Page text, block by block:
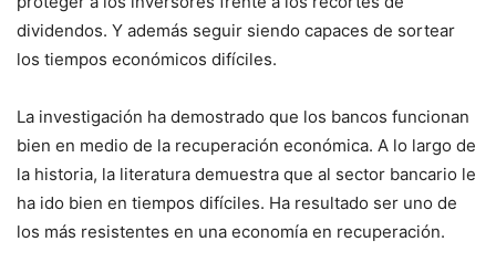
dividendos. Y además seguir siendo capaces de sortear
los tiempos económicos difíciles.
La investigación ha demostrado que los bancos funcionan
bien en medio de la recuperación económica. A lo largo de
la historia, la literatura demuestra que al sector bancario le
ha ido bien en tiempos difíciles. Ha resultado ser uno de
los más resistentes en una economía en recuperación.